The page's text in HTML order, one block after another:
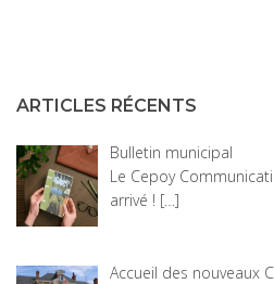
ARTICLES RÉCENTS
Bulletin municipal
Le Cepoy
arrivé ! […]
Accueil des nouveaux